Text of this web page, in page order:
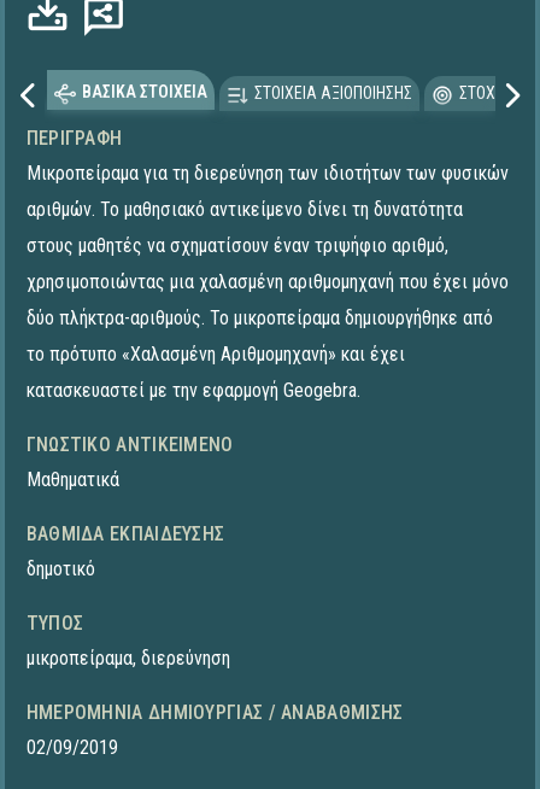
ΒΑΣΙΚΑ ΣΤΟΙΧΕΙΑ ΣΤΟΙΧΕΙΑ ΑΞΙΟΠΟΙΗΣΗΣ
ΠΕΡΙΓΡΑΦΉ
Μικροπείραμα για τη διερεύνηση των ιδιοτήτων των φυσικών
αριθμών. Το μαθησιακό αντικείμενο δίνει τη δυνατότητα
στους μαθητές να σχηματίσουν έναν τριψήφιο αριθμό,
χρησιμοποιώντας μια χαλασμένη αριθμομηχανή που έχει μόνο
δύο πλήκτρα-αριθμούς. To μικροπείραμα δημιουργήθηκε από
το πρότυπο «Χαλασμένη Αριθμομηχανή» και έχει
κατασκευαστεί με την εφαρμογή Geogebra.
ΓΝΩΣΤΙΚΌ ΑΝΤΙΚΕΊΜΕΝΟ
Μαθηματικά
ΒΑΘΜΊΔΑ ΕΚΠΑΊΔΕΥΣΗΣ
δημοτικό
ΤΎΠΟΣ
μικροπείραμα, διερεύνηση
ΗΜΕΡΟΜΗΝΊΑ ΔΗΜΙΟΥΡΓΊΑΣ / ΑΝΑΒΆΘΜΙΣΗΣ
02/09/2019